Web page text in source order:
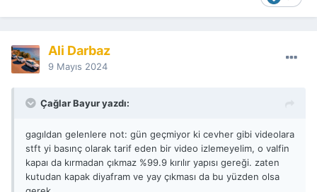
Ali Darbaz
9 Mayıs 2024
Çağlar Bayur yazdı:
gagıldan gelenlere not: gün geçmiyor ki cevher gibi videolara
stft yi basınç olarak tarif eden bir video izlemeyelim, o valfin
kapaı da kırmadan çıkmaz %99.9 kırılır yapısı gereği. zaten
kutudan kapak diyafram ve yay çıkması da bu yüzden olsa